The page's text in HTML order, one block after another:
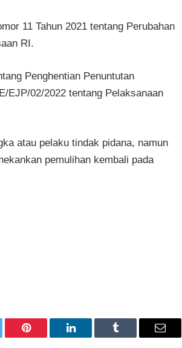
11 Tahun 2021 tentang Perubahan
RI.
Penghentian Penuntutan
EJP/02/2022 tentang Pelaksanaan
atau pelaku tindak pidana, namun
pemulihan kembali pada
Pinterest LinkedIn Tumblr Email